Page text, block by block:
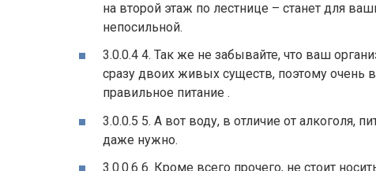
на второй этаж по лестнице – станет для
непосильной.
3.0.0.4 4. Так же не забывайте, что ваш
сразу двоих живых существ, поэтому очень
правильное питание .
3.0.0.5 5. А вот воду, в отличие от алкоголя,
даже нужно.
3.0.0.6 6. Кроме всего прочего, не стоит